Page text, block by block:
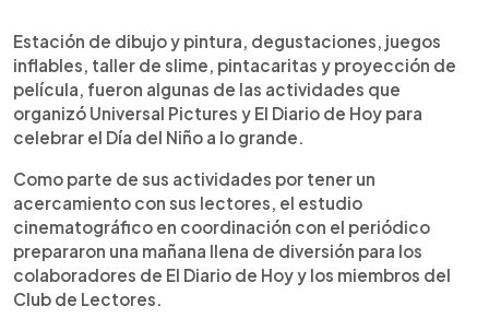
► Escuchar artículo
Estación de dibujo y pintura, degustaciones, juegos
inflables, taller de slime, pintacaritas y proyección de
película, fueron algunas de las actividades que
organizó Universal Pictures y El Diario de Hoy para
celebrar el Día del Niño a lo grande.
Como parte de sus actividades por tener un
acercamiento con sus lectores, el estudio
cinematográfico en coordinación con el periódico
prepararon una mañana llena de diversión para los
colaboradores de El Diario de Hoy y los miembros del
Club de Lectores.